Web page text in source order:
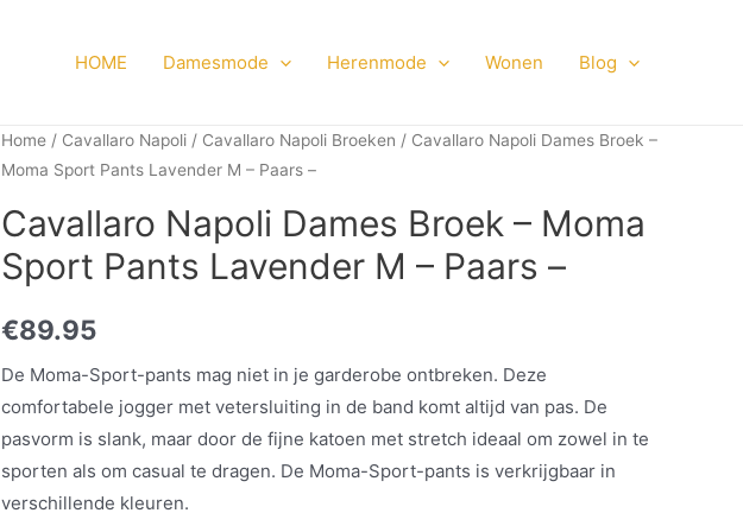
HOME Damesmode Herenmode Wonen Blog
Home / Cavallaro Napoli / Cavallaro Napoli Broeken / Cavallaro Napoli Dames Broek –
Moma Sport Pants Lavender M – Paars –
Cavallaro Napoli Dames Broek – Moma
Sport Pants Lavender M – Paars –
€89.95
De Moma-Sport-pants mag niet in je garderobe ontbreken. Deze
comfortabele jogger met vetersluiting in de band komt altijd van pas. De
pasvorm is slank, maar door de fijne katoen met stretch ideaal om zowel in te
sporten als om casual te dragen. De Moma-Sport-pants is verkrijgbaar in
verschillende kleuren.